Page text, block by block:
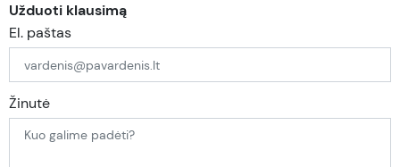
Užduoti klausimą
El. paštas
Žinutė